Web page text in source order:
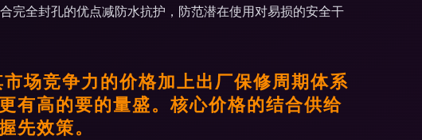
全封孔的优点减防水抗护，防范潜在使用对易损的安全干
场竞争力的价格加上出厂保修周期体系
有高的要的量盛。核心价格的结合供给
先效策。